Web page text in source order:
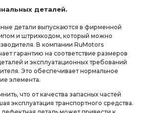
шлицами АЗ УРАЛ
ПЕРЕДНЕГО МОСТА зуб фланец
МОСТА i=7.49
49 зуб УРАЛ УВК
АЗ УРАЛ УРАЛ АМТ
деталей.
детали выпускаются в фирменной
и штрихкодом, который можно
В компании RuMotors
гарантию на соответствие размеров
и эксплуатационных требований
Это обеспечивает нормальное
элемента.
что от качества запасных частей
эксплуатация транспортного средства.